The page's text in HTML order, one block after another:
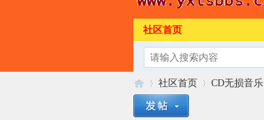
社区首页
社区首页 CD无损音乐